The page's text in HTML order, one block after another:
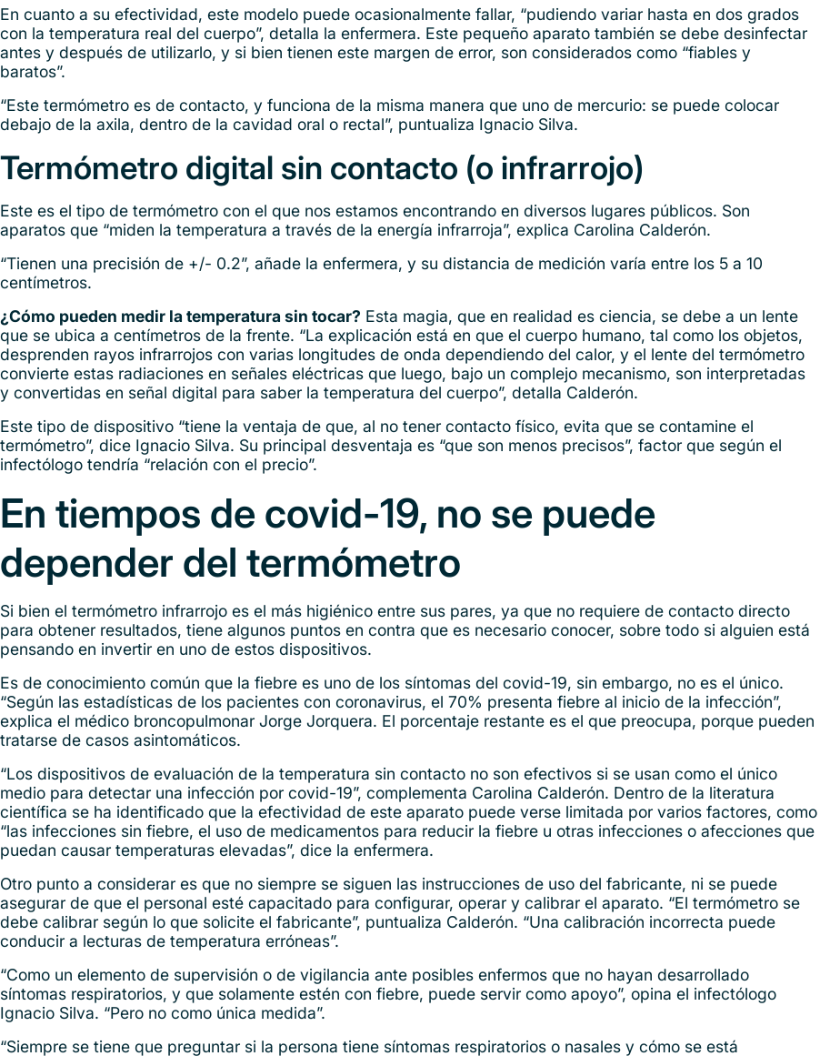
En cuanto a su efectividad, este modelo puede ocasionalmente fallar, “pudiendo variar hasta en dos grados
con la temperatura real del cuerpo”, detalla la enfermera. Este pequeño aparato también se debe desinfectar
antes y después de utilizarlo, y si bien tienen este margen de error, son considerados como “fiables y
baratos”.
“Este termómetro es de contacto, y funciona de la misma manera que uno de mercurio: se puede colocar
debajo de la axila, dentro de la cavidad oral o rectal”, puntualiza Ignacio Silva.
Termómetro digital sin contacto (o infrarrojo)
Este es el tipo de termómetro con el que nos estamos encontrando en diversos lugares públicos. Son
aparatos que “miden la temperatura a través de la energía infrarroja”, explica Carolina Calderón.
“Tienen una precisión de +/- 0.2”, añade la enfermera, y su distancia de medición varía entre los 5 a 10
centímetros.
¿Cómo pueden medir la temperatura sin tocar? Esta magia, que en realidad es ciencia, se debe a un lente
que se ubica a centímetros de la frente. “La explicación está en que el cuerpo humano, tal como los objetos,
desprenden rayos infrarrojos con varias longitudes de onda dependiendo del calor, y el lente del termómetro
convierte estas radiaciones en señales eléctricas que luego, bajo un complejo mecanismo, son interpretadas
y convertidas en señal digital para saber la temperatura del cuerpo”, detalla Calderón.
Este tipo de dispositivo “tiene la ventaja de que, al no tener contacto físico, evita que se contamine el
termómetro”, dice Ignacio Silva. Su principal desventaja es “que son menos precisos”, factor que según el
infectólogo tendría “relación con el precio”.
En tiempos de covid-19, no se puede
depender del termómetro
Si bien el termómetro infrarrojo es el más higiénico entre sus pares, ya que no requiere de contacto directo
para obtener resultados, tiene algunos puntos en contra que es necesario conocer, sobre todo si alguien está
pensando en invertir en uno de estos dispositivos.
Es de conocimiento común que la fiebre es uno de los síntomas del covid-19, sin embargo, no es el único.
“Según las estadísticas de los pacientes con coronavirus, el 70% presenta fiebre al inicio de la infección”,
explica el médico broncopulmonar Jorge Jorquera. El porcentaje restante es el que preocupa, porque pueden
tratarse de casos asintomáticos.
“Los dispositivos de evaluación de la temperatura sin contacto no son efectivos si se usan como el único
medio para detectar una infección por covid-19”, complementa Carolina Calderón. Dentro de la literatura
científica se ha identificado que la efectividad de este aparato puede verse limitada por varios factores, como
“las infecciones sin fiebre, el uso de medicamentos para reducir la fiebre u otras infecciones o afecciones que
puedan causar temperaturas elevadas”, dice la enfermera.
Otro punto a considerar es que no siempre se siguen las instrucciones de uso del fabricante, ni se puede
asegurar de que el personal esté capacitado para configurar, operar y calibrar el aparato. “El termómetro se
debe calibrar según lo que solicite el fabricante”, puntualiza Calderón. “Una calibración incorrecta puede
conducir a lecturas de temperatura erróneas”.
“Como un elemento de supervisión o de vigilancia ante posibles enfermos que no hayan desarrollado
síntomas respiratorios, y que solamente estén con fiebre, puede servir como apoyo”, opina el infectólogo
Ignacio Silva. “Pero no como única medida”.
“Siempre se tiene que preguntar si la persona tiene síntomas respiratorios o nasales y cómo se está